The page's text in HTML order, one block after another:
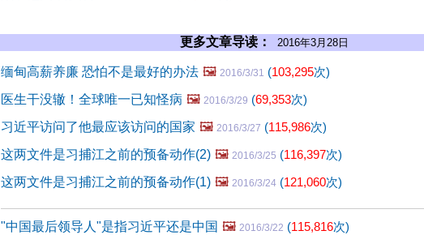
更多文章导读： 2016年3月28日
缅甸高薪养廉 恐怕不是最好的办法 🖼️ 2016/3/31 (103,295次)
医生干没辙！全球唯一已知怪病 🖼️ 2016/3/29 (69,353次)
习近平访问了他最应该访问的国家 🖼️ 2016/3/27 (115,986次)
这两文件是习捕江之前的预备动作(2) 🖼️ 2016/3/25 (116,397次)
这两文件是习捕江之前的预备动作(1) 🖼️ 2016/3/24 (121,060次)
"中国最后领导人"是指习近平还是中国 🖼️ 2016/3/22 (115,816次)